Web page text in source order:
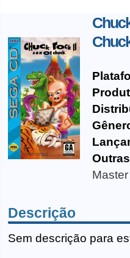
Descrição
Sem descrição para